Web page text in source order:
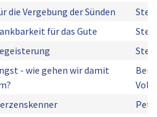
die Vergebung der Sünden
für das Gute
- wie gehen wir damit